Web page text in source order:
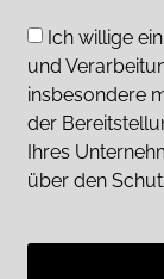
Ich willige
und
insbesondere
der
Ihres
über den